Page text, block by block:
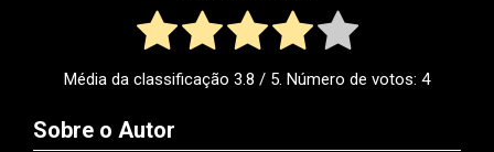
Média da classificação 3.8 / 5. Número de votos: 4
Sobre o Autor